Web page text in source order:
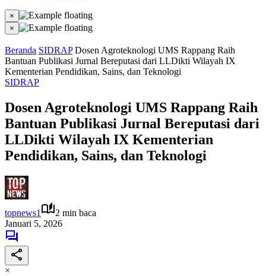
×
×
Beranda SIDRAP Dosen Agroteknologi UMS Rappang Raih
Bantuan Publikasi Jurnal Bereputasi dari LLDikti Wilayah IX
Kementerian Pendidikan, Sains, dan Teknologi
SIDRAP
Dosen Agroteknologi UMS Rappang Raih
Bantuan Publikasi Jurnal Bereputasi dari
LLDikti Wilayah IX Kementerian
Pendidikan, Sains, dan Teknologi
topnews1
2 min baca
Januari 5, 2026
×